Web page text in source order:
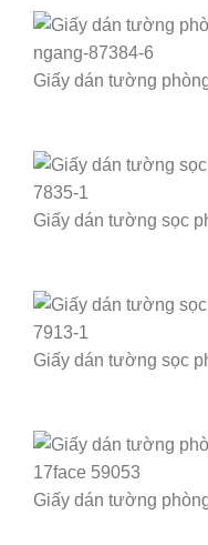
Giấy dán tường
Giấy dán tường sọc
Giấy dán tường sọc
Giấy dán tường